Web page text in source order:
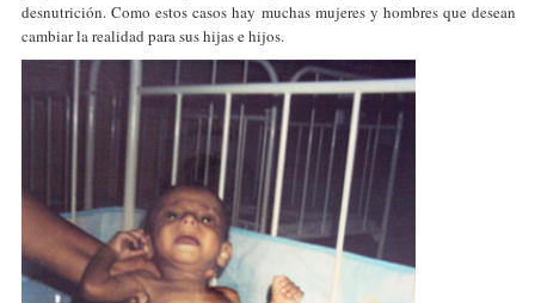
desnutrición. Como estos casos hay muchas mujeres y hombres que desean
cambiar la realidad para sus hijas e hijos.